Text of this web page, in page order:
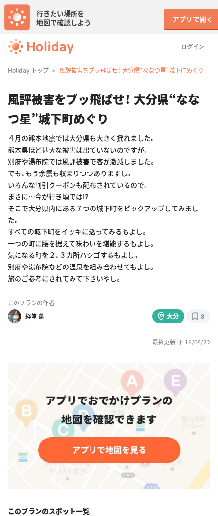
ログイン
行きたい場所を
地図で確認しよう
アプリで開く
Holiday トップ 風評被害をブッ飛ばせ！ 大分県“ななつ星”城下町めぐり
風評被害をブッ飛ばせ！ 大分県“なな
つ星”城下町めぐり
４月の熊本地震では大分県も大きく揺れました。
熊本県ほど甚大な被害は出ていないのですが。
別府や湯布院では風評被害で客が激減しました。
でも、もう余震も収まりつつありますし。
いろんな割引クーポンも配布されているので。
まさに…今が行き頃では⁉︎
そこで大分県内にある７つの城下町をピックアップしてみまし
た。
すべての城下町をイッキに巡ってみるもよし。
一つの町に腰を据えて味わいを堪能するもよし。
気になる町を２、３カ所ハシゴするもよし。
別府や湯布院などの温泉を組み合わせてもよし。
旅のご参考にされてみて下さいやし。
このプランの作者
経堂 薫
大分 8
最終更新日: 16/09/22
このプランのスポット一覧